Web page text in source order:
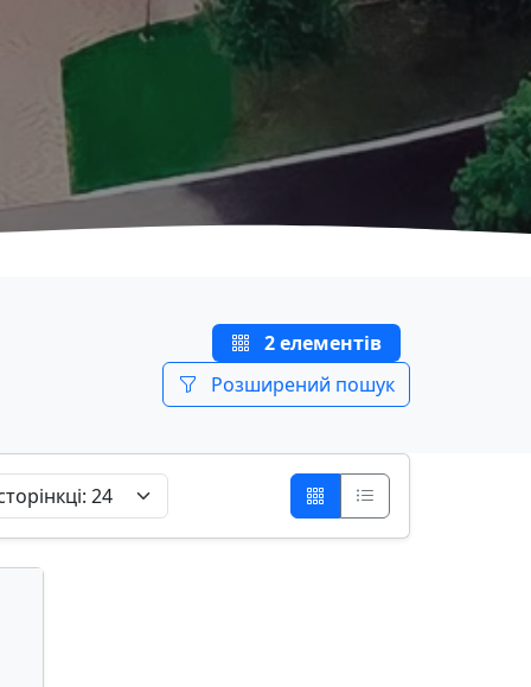
2 елементів
Розширений пошук